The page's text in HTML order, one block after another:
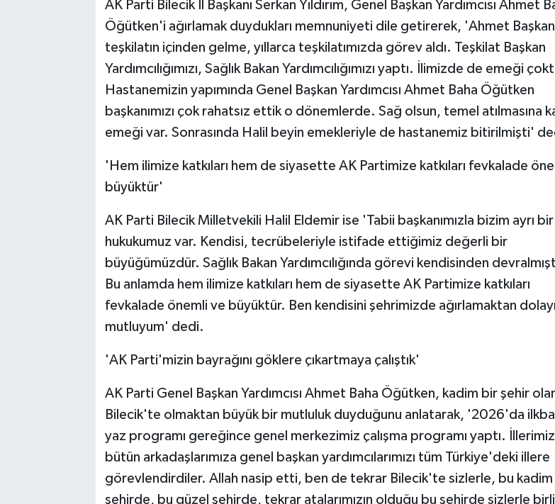
AK Parti Bilecik İl Başkanı Serkan Yıldırım, Genel Başkan Yardımcısı Ahmet
Öğütken'i ağırlamak duydukları memnuniyeti dile getirerek, 'Ahmet
teşkilatın içinden gelme, yıllarca teşkilatımızda görev aldı. Teşkilat Başkan
Yardımcılığımızı, Sağlık Bakan Yardımcılığımızı yaptı. İlimizde de emeği
Hastanemizin yapımında Genel Başkan Yardımcısı Ahmet Baha Öğütken
başkanımızı çok rahatsız ettik o dönemlerde. Sağ olsun, temel atılmasına
emeği var. Sonrasında Halil beyin emekleriyle de hastanemiz bitirilmişti'
'Hem ilimize katkıları hem de siyasette AK Partimize katkıları fevkalade
büyüktür'
AK Parti Bilecik Milletvekili Halil Eldemir ise 'Tabii başkanımızla bizim ayrı bir
hukukumuz var. Kendisi, tecrübeleriyle istifade ettiğimiz değerli bir
büyüğümüzdür. Sağlık Bakan Yardımcılığında görevi kendisinden
Bu anlamda hem ilimize katkıları hem de siyasette AK Partimize katkıları
fevkalade önemli ve büyüktür. Ben kendisini şehrimizde ağırlamaktan
mutluyum' dedi.
'AK Parti'mizin bayrağını göklere çıkartmaya çalıştık'
AK Parti Genel Başkan Yardımcısı Ahmet Baha Öğütken, kadim bir şehir
Bilecik'te olmaktan büyük bir mutluluk duyduğunu anlatarak, '2026'da
yaz programı gereğince genel merkezimiz çalışma programı yaptı.
bütün arkadaşlarımıza genel başkan yardımcılarımızı tüm Türkiye'deki illere
görevlendirdiler. Allah nasip etti, ben de tekrar Bilecik'te sizlerle, bu kadim
şehirde, bu güzel şehirde, tekrar atalarımızın olduğu bu şehirde sizlerle